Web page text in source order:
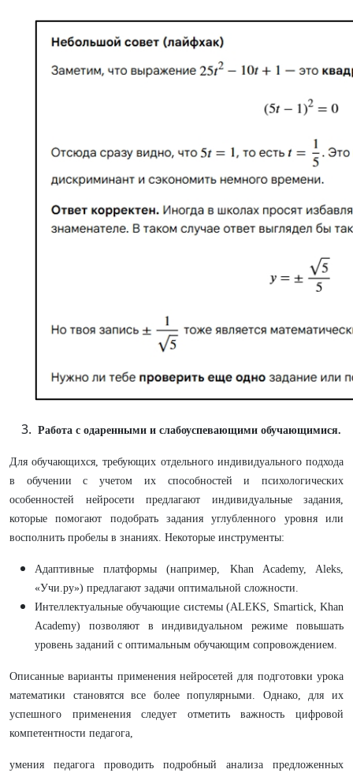
Работа с одаренными и слабоуспевающими обучающимися.
Для обучающихся, требующих отдельного индивидуального подхода
в обучении с учетом их способностей и психологических
особенностей нейросети предлагают индивидуальные задания,
которые помогают подобрать задания углубленного уровня или
восполнить пробелы в знаниях. Некоторые инструменты:
Адаптивные платформы (например, Khan Academy, Aleks,
«Учи.ру») предлагают задачи оптимальной сложности.
Интеллектуальные обучающие системы (ALEKS, Smartick, Khan
Academy) позволяют в индивидуальном режиме повышать
уровень заданий с оптимальным обучающим сопровождением.
Описанные варианты применения нейросетей для подготовки урока
математики становятся все более популярными. Однако, для их
успешного применения следует отметить важность цифровой
компетентности педагога,
умения педагога проводить подробный анализа предложенных